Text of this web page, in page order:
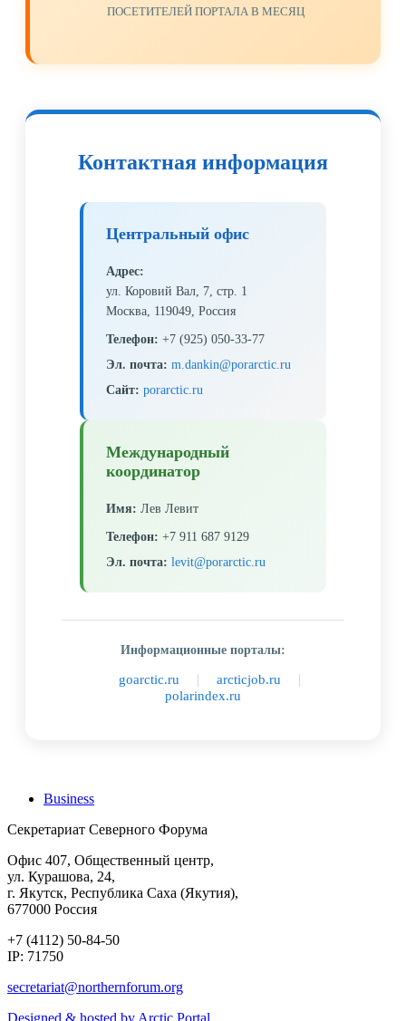
ПОСЕТИТЕЛЕЙ ПОРТАЛА В МЕСЯЦ
Контактная информация
Центральный офис
Адрес:
ул. Коровий Вал, 7, стр. 1
Москва, 119049, Россия
Телефон: +7 (925) 050-33-77
Эл. почта:
Сайт: porarctic.ru
Международный
координатор
Имя: Лев Левит
Телефон: +7 911 687 9129
Эл. почта:
Информационные порталы:
goarctic.ru | arcticjob.ru |
polarindex.ru
Business
Секретариат Северного Форума
Офис 407, Общественный центр,
ул. Курашова, 24,
г. Якутск, Республика Саха (Якутия),
677000 Россия
+7 (4112) 50-84-50
IP: 71750
Designed & hosted by Arctic Portal